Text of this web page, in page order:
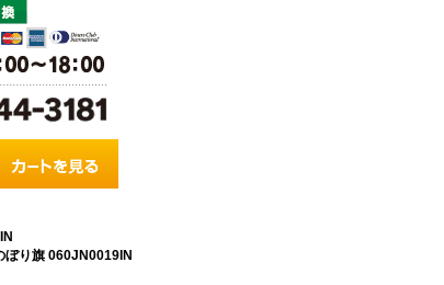
ぼり旗 060JN0019IN